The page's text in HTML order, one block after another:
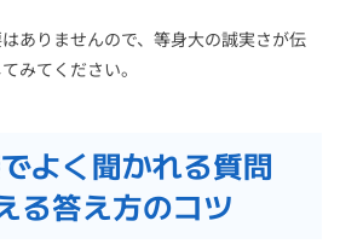
ありませんので、等身大の誠実さが伝
みてください。
よく聞かれる質問
る答え方のコツ